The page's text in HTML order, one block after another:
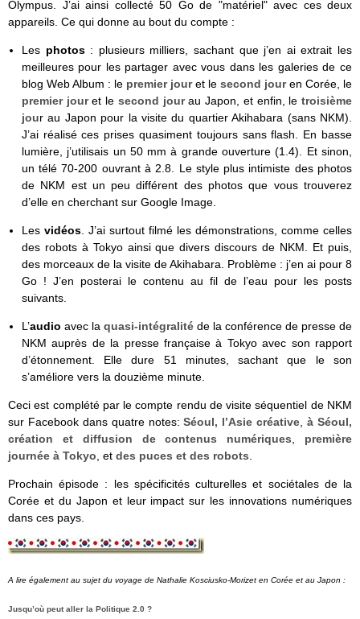
Olympus. J’ai ainsi collecté 50 Go de "matériel" avec ces deux
appareils. Ce qui donne au bout du compte :
Les photos : plusieurs milliers, sachant que j’en ai extrait les
meilleures pour les partager avec vous dans les galeries de ce
blog Web Album : le premier jouret le second jouren Corée, le
premier jouret le second jourau Japon, et enfin, letroisième
jour au Japon pour la visite du quartier Akihabara (sans NKM).
J’ai réalisé ces prises quasiment toujours sans flash. En basse
lumière, j’utilisais un 50 mm à grande ouverture (1.4). Et sinon,
un télé 70-200 ouvrant à 2.8. Le style plus intimiste des photos
de NKM est un peu différent des photos que vous trouverez
d’elle en cherchant sur Google Image.
Les vidéos. J’ai surtout filmé les démonstrations, comme celles
des robots à Tokyo ainsi que divers discours de NKM. Et puis,
des morceaux de la visite de Akihabara. Problème : j’en ai pour 8
Go ! J’en posterai le contenu au fil de l’eau pour les posts
suivants.
L’audio avec la quasi-intégralitéde la conférence de presse de
NKM auprès de la presse française à Tokyo avec son rapport
d’étonnement. Elle dure 51 minutes, sachant que le son
s’améliore vers la douzième minute.
Ceci est complété par le compte rendu de visite séquentiel de NKM
sur Facebook dans quatre notes:Séoul, l’Asie créative,à Séoul,
création et diffusion de contenus numériques, première
journée à Tokyo, et des puces et des robots.
Prochain épisode : les spécificités culturelles et sociétales de la
Corée et du Japon et leur impact sur les innovations numériques
dans ces pays.
A lire également au sujet du voyage de Nathalie Kosciusko-Morizet en Corée et au Japon :
Jusqu’où peut aller la Politique 2.0 ?